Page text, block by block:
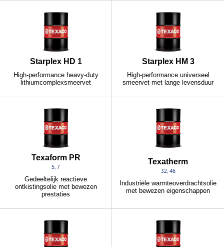
Starplex HD 1
High-performance heavy-duty
lithiumcomplexsmeervet
Starplex HM 3
High-performance universeel
smeervet met lange levensduur
Texaform PR
5, 7
Gedeeltelijk reactieve
ontkistingsolie met bewezen
prestaties
Texatherm
32, 46
Industriële warmteoverdrachtsolie
met bewezen eigenschappen